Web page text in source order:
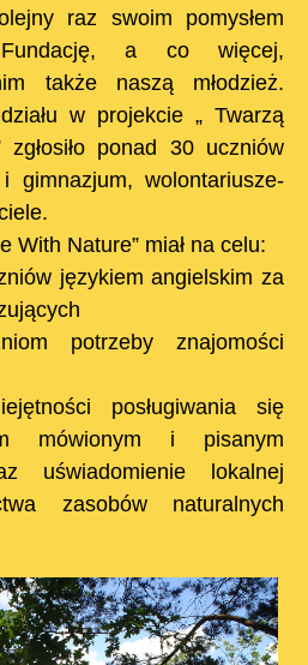
raz swoim pomysłem
Fundację, a co więcej,
także naszą młodzież.
w projekcie „ Twarzą
ponad 30 uczniów
gimnazjum, wolontariusze-
With Nature” miał na celu:
językiem angielskim za
potrzeby znajomości
posługiwania się
mówionym i pisanym
uświadomienie lokalnej
zasobów naturalnych